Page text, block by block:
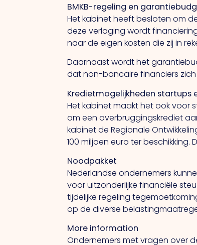
BMKB-regeling en
Het kabinet heeft besloten om
deze verlaging wordt
naar de eigen kosten die zij in
Daarnaast wordt het
dat non-bancaire financiers
Kredietmogelijkheden startups
Het kabinet maakt het ook voor
om een overbruggingskrediet
kabinet de Regionale
100 miljoen euro ter
Noodpakket
Nederlandse ondernemers
voor uitzonderlijke financiële
tijdelijke regeling
op de diverse
More information
Ondernemers met vragen over